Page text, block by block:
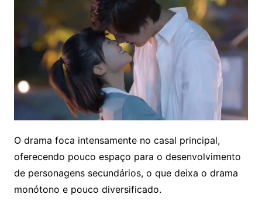
O drama foca intensamente no casal principal,
oferecendo pouco espaço para o desenvolvimento
de personagens secundários, o que deixa o drama
monótono e pouco diversificado.